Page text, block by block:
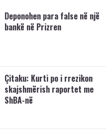
Deponohen para false në një
bankë në Prizren
Çitaku: Kurti po i rrezikon
skajshmërish raportet me
ShBA-në